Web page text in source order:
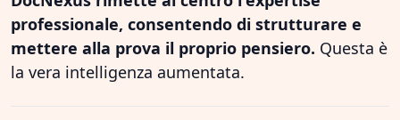
professionale, consentendo di strutturare e
mettere alla prova il proprio pensiero. Questa è
la vera intelligenza aumentata.